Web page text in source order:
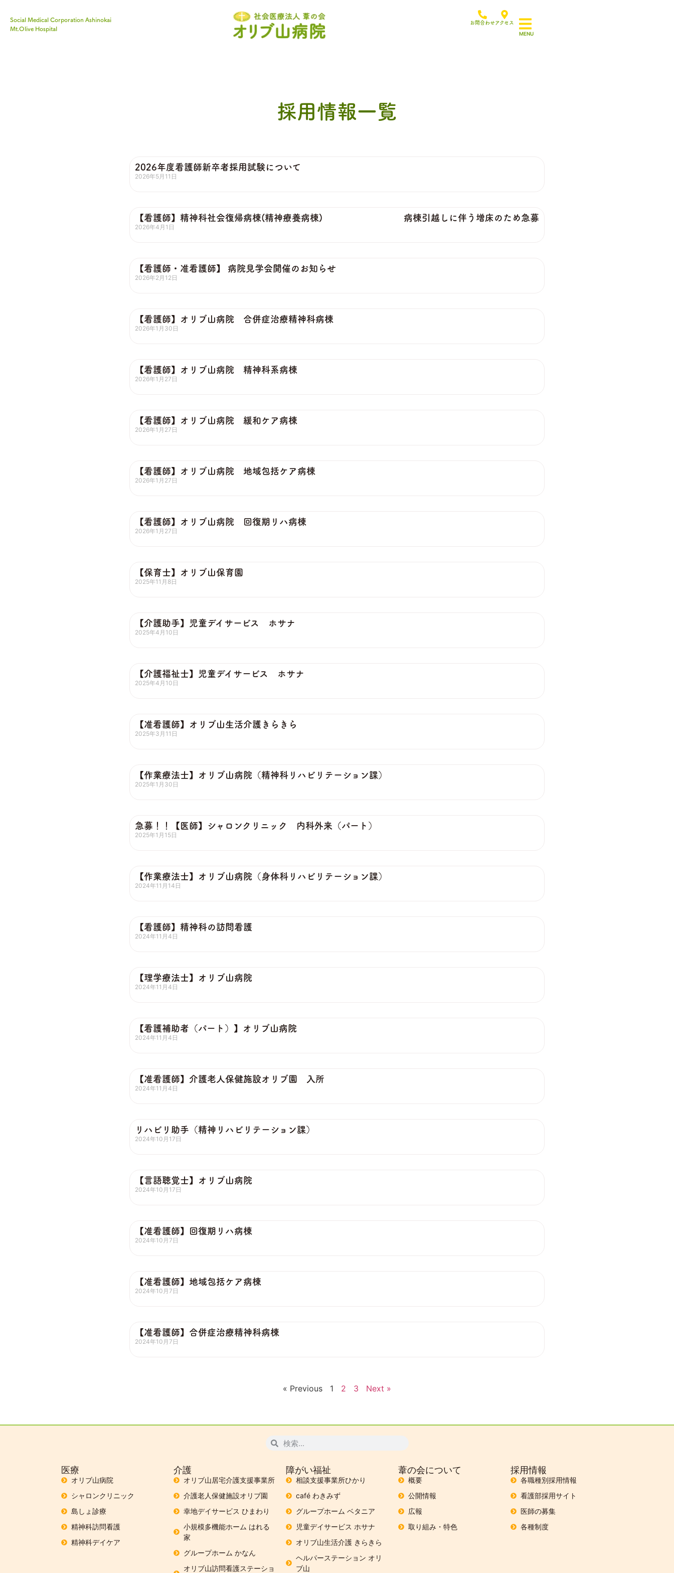
Social Medical Corporation Ashinokai
Mt.Olive Hospital
お問合わせアクセス
採用情報一覧
2026年度看護師新卒者採用試験について
2026年5月11日
【看護師】精神科社会復帰病棟(精神療養病棟) 病棟引越しに伴う増床のため急募
2026年4月1日
【看護師・准看護師】 病院見学会開催のお知らせ
2026年2月12日
【看護師】オリブ山病院 合併症治療精神科病棟
2026年1月30日
【看護師】オリブ山病院 精神科系病棟
2026年1月27日
【看護師】オリブ山病院 緩和ケア病棟
2026年1月27日
【看護師】オリブ山病院 地域包括ケア病棟
2026年1月27日
【看護師】オリブ山病院 回復期リハ病棟
2026年1月27日
【保育士】オリブ山保育園
2025年11月8日
【介護助手】児童デイサービス ホサナ
2025年4月10日
【介護福祉士】児童デイサービス ホサナ
2025年4月10日
【准看護師】オリブ山生活介護きらきら
2025年3月11日
【作業療法士】オリブ山病院（精神科リハビリテーション課）
2025年1月30日
急募！！【医師】シャロンクリニック 内科外来（パート）
2025年1月15日
【作業療法士】オリブ山病院（身体科リハビリテーション課）
2024年11月14日
【看護師】精神科の訪問看護
2024年11月4日
【理学療法士】オリブ山病院
2024年11月4日
【看護補助者（パート）】オリブ山病院
2024年11月4日
【准看護師】介護老人保健施設オリブ園 入所
2024年11月4日
リハビリ助手（精神リハビリテーション課）
2024年10月17日
【言語聴覚士】オリブ山病院
2024年10月17日
【准看護師】回復期リハ病棟
2024年10月7日
【准看護師】地域包括ケア病棟
2024年10月7日
【准看護師】合併症治療精神科病棟
2024年10月7日
« Previous 1 2 3 Next »
医療
オリブ山病院
シャロンクリニック
島しょ診療
精神科訪問看護
精神科デイケア
介護
オリブ山居宅介護支援事業所
介護老人保健施設オリブ園
幸地デイサービス ひまわり
小規模多機能ホーム はれる
家
グループホーム かなん
オリブ山訪問看護ステーショ
障がい福祉
相談支援事業所ひかり
café わきみず
グループホーム ベタニア
児童デイサービス ホサナ
オリブ山生活介護 きらきら
ヘルパーステーション オリ
ブ山
葦の会について
概要
公開情報
広報
取り組み・特色
採用情報
各職種別採用情報
看護部採用サイト
医師の募集
各種制度